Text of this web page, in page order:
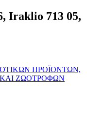
Iraklio 713 05,
ΠΡΟΪΟΝΤΩΝ,
ΖΩΟΤΡΟΦΩΝ